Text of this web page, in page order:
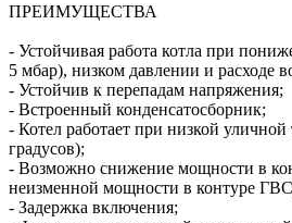
ПРЕИМУЩЕСТВА
- Устойчивая работа котла при
5 мбар), низком давлении и расходе
- Устойчив к перепадам напряжения;
- Встроенный конденсатосборник;
- Котел работает при низкой уличной
градусов);
- Возможно снижение мощности в
неизменной мощности в контуре
- Задержка включения;